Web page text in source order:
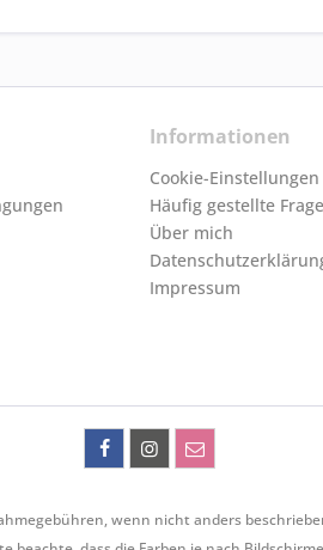
Informationen
Cookie-Einstellungen
Häufig gestellte
Über mich
Impressum
wenn nicht anders